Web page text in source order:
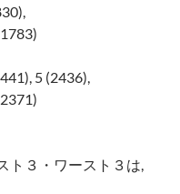
5 (2436),
ト３・ワースト３は,